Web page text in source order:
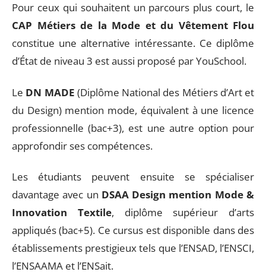
Pour ceux qui souhaitent un parcours plus court, le
CAP Métiers de la Mode et du Vêtement Flou
constitue une alternative intéressante. Ce diplôme
d’État de niveau 3 est aussi proposé par YouSchool.
Le DN MADE (Diplôme National des Métiers d’Art et
du Design) mention mode, équivalent à une licence
professionnelle (bac+3), est une autre option pour
approfondir ses compétences.
Les étudiants peuvent ensuite se spécialiser
davantage avec un DSAA Design mention Mode &
Innovation Textile, diplôme supérieur d’arts
appliqués (bac+5). Ce cursus est disponible dans des
établissements prestigieux tels que l’ENSAD, l’ENSCI,
l’ENSAAMA et l’ENSait.